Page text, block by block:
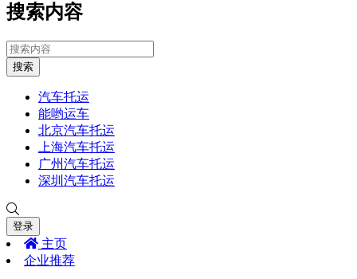
搜索内容
搜索
汽车托运
能哟运车
北京汽车托运
上海汽车托运
广州汽车托运
深圳汽车托运
登录
主页
企业推荐